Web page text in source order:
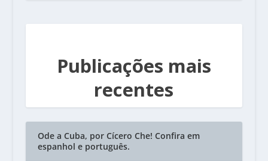
Publicações mais
recentes
Ode a Cuba, por Cícero Che! Confira em
espanhol e português.